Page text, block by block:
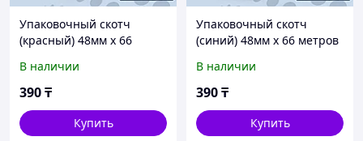
Упаковочный скотч
(красный) 48мм х 66
В наличии
390₸
Купить
Упаковочный скотч
(синий) 48мм х 66 метров
В наличии
390₸
Купить